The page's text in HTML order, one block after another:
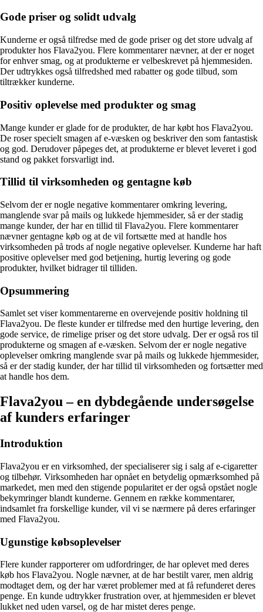
Gode priser og solidt udvalg
Kunderne er også tilfredse med de gode priser og det store udvalg af
produkter hos Flava2you. Flere kommentarer nævner, at der er noget
for enhver smag, og at produkterne er velbeskrevet på hjemmesiden.
Der udtrykkes også tilfredshed med rabatter og gode tilbud, som
tiltrækker kunderne.
Positiv oplevelse med produkter og smag
Mange kunder er glade for de produkter, de har købt hos Flava2you.
De roser specielt smagen af e-væsken og beskriver den som fantastisk
og god. Derudover påpeges det, at produkterne er blevet leveret i god
stand og pakket forsvarligt ind.
Tillid til virksomheden og gentagne køb
Selvom der er nogle negative kommentarer omkring levering,
manglende svar på mails og lukkede hjemmesider, så er der stadig
mange kunder, der har en tillid til Flava2you. Flere kommentarer
nævner gentagne køb og at de vil fortsætte med at handle hos
virksomheden på trods af nogle negative oplevelser. Kunderne har haft
positive oplevelser med god betjening, hurtig levering og gode
produkter, hvilket bidrager til tilliden.
Opsummering
Samlet set viser kommentarerne en overvejende positiv holdning til
Flava2you. De fleste kunder er tilfredse med den hurtige levering, den
gode service, de rimelige priser og det store udvalg. Der er også ros til
produkterne og smagen af e-væsken. Selvom der er nogle negative
oplevelser omkring manglende svar på mails og lukkede hjemmesider,
så er der stadig kunder, der har tillid til virksomheden og fortsætter med
at handle hos dem.
Flava2you – en dybdegående undersøgelse
af kunders erfaringer
Introduktion
Flava2you er en virksomhed, der specialiserer sig i salg af e-cigaretter
og tilbehør. Virksomheden har opnået en betydelig opmærksomhed på
markedet, men med den stigende popularitet er der også opstået nogle
bekymringer blandt kunderne. Gennem en række kommentarer,
indsamlet fra forskellige kunder, vil vi se nærmere på deres erfaringer
med Flava2you.
Ugunstige købsoplevelser
Flere kunder rapporterer om udfordringer, de har oplevet med deres
køb hos Flava2you. Nogle nævner, at de har bestilt varer, men aldrig
modtaget dem, og der har været problemer med at få refunderet deres
penge. En kunde udtrykker frustration over, at hjemmesiden er blevet
lukket ned uden varsel, og de har mistet deres penge.